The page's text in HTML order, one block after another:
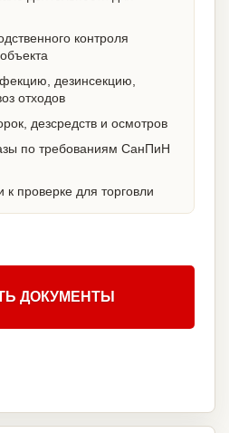
контроля
дезинсекцию,
отходов
дезсредств и осмотров
по требованиям СанПиН
к проверке для торговли
ДОКУМЕНТЫ